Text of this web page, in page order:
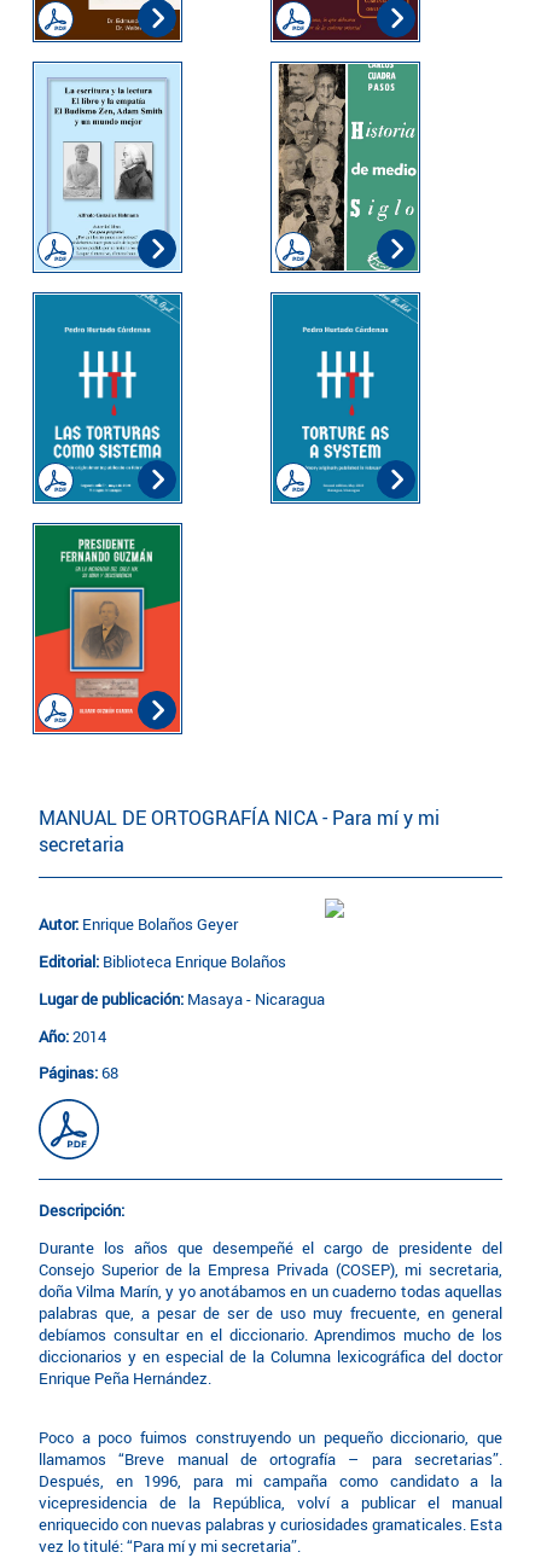
MANUAL DE ORTOGRAFÍA NICA - Para mí y mi
secretaria
Autor: Enrique Bolaños Geyer
Editorial: Biblioteca Enrique Bolaños
Lugar de publicación: Masaya - Nicaragua
Año:2014
Páginas:68
Descripción:
Durante los años que desempeñé el cargo de presidente del
Consejo Superior de la Empresa Privada (COSEP), mi secretaria,
doña Vilma Marín, y yo anotábamos en un cuaderno todas aquellas
palabras que, a pesar de ser de uso muy frecuente, en general
debíamos consultar en el diccionario. Aprendimos mucho de los
diccionarios y en especial de la Columna lexicográfica del doctor
Enrique Peña Hernández.
Poco a poco fuimos construyendo un pequeño diccionario, que
llamamos “Breve manual de ortografía – para secretarias”.
Después, en 1996, para mi campaña como candidato a la
vicepresidencia de la República, volví a publicar el manual
enriquecido con nuevas palabras y curiosidades gramaticales. Esta
vez lo titulé: “Para mí y mi secretaria”.